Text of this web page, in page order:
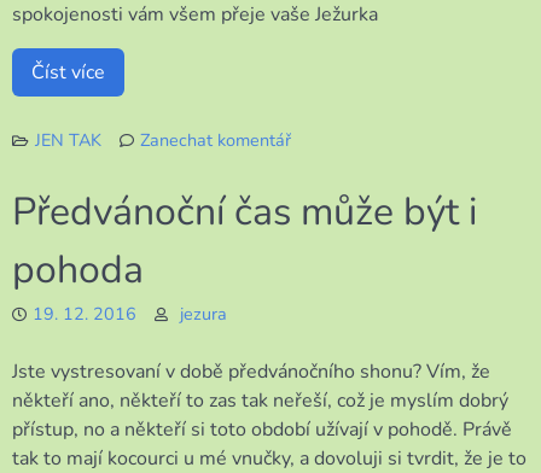
spokojenosti vám všem přeje vaše Ježurka
Číst více
JEN TAK
Zanechat komentář
Předvánoční čas může být i
pohoda
19. 12. 2016 jezura
Jste vystresovaní v době předvánočního shonu? Vím, že
někteří ano, někteří to zas tak neřeší, což je myslím dobrý
přístup, no a někteří si toto období užívají v pohodě. Právě
tak to mají kocourci u mé vnučky, a dovoluji si tvrdit, že je to